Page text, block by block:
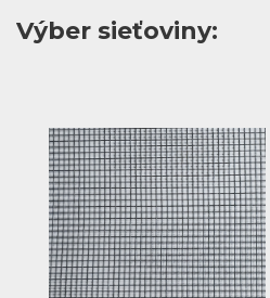
Výber sieťoviny: